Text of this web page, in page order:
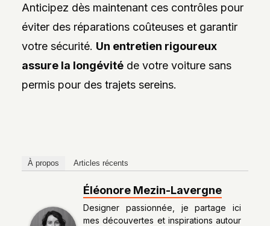
Anticipez dès maintenant ces contrôles pour
éviter des réparations coûteuses et garantir
votre sécurité. Un entretien rigoureux
assure la longévitéde votre voiture sans
permis pour des trajets sereins.
À propos Articles récents
Éléonore Mezin-Lavergne
Designer passionnée, je partage ici
mes découvertes et inspirations autour